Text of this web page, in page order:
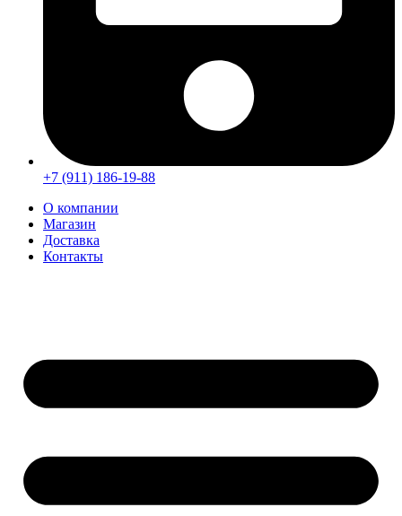
+7 (911) 186-19-88
О компании
Магазин
Доставка
Контакты